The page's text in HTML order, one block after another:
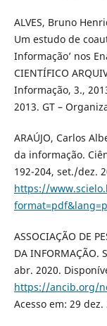
ALVES, Bruno
Um estudo de
Informação’ nos
CIENTÍFICO
Informação, 3.,
2013. GT –
ARAÚJO, Carlos
da informação.
192-204, set./dez.
https://
ASSOCIAÇÃO DE
DA INFORMAÇÃO.
abr. 2020.
https://ancib.org/
Acesso em: 29 dez.